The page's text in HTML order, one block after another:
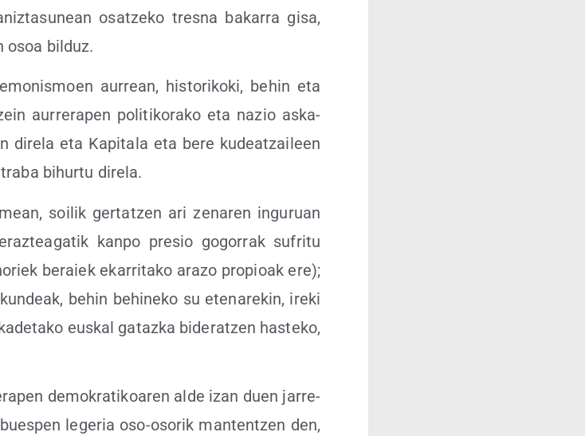
osatze­ko tres­na baka­rra gisa,
osoa bilduz.
aurrean, his­to­ri­ko­ki, behin eta
aurre­ra­pen poli­ti­ko­ra­ko eta nazio aska­
dire­la eta Kapi­ta­la eta bere kudeatzai­leen
bihur­tu direla.
soi­lik ger­tatzen ari zena­ren ingu­ruan
kan­po pre­sio gogo­rrak sufri­tu
beraiek eka­rri­ta­ko ara­zo pro­pioak ere);
behin behi­ne­ko su ete­na­re­kin, ire­ki
eus­kal gataz­ka bide­ratzen has­te­ko,
demo­kra­ti­koa­ren alde izan duen jarre­
lege­ria oso-oso­rik man­ten­tzen den,